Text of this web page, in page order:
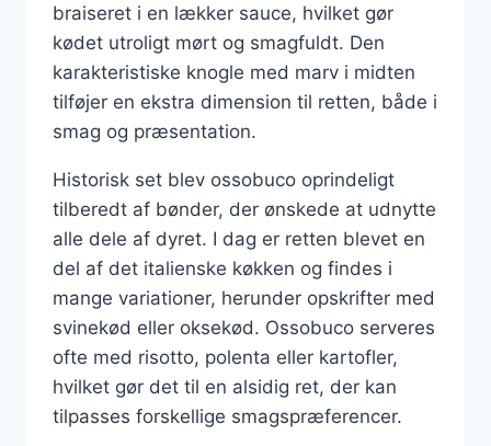
braiseret i en lækker sauce, hvilket gør
kødet utroligt mørt og smagfuldt. Den
karakteristiske knogle med marv i midten
tilføjer en ekstra dimension til retten, både i
smag og præsentation.
Historisk set blev ossobuco oprindeligt
tilberedt af bønder, der ønskede at udnytte
alle dele af dyret. I dag er retten blevet en
del af det italienske køkken og findes i
mange variationer, herunder opskrifter med
svinekød eller oksekød. Ossobuco serveres
ofte med risotto, polenta eller kartofler,
hvilket gør det til en alsidig ret, der kan
tilpasses forskellige smagspræferencer.